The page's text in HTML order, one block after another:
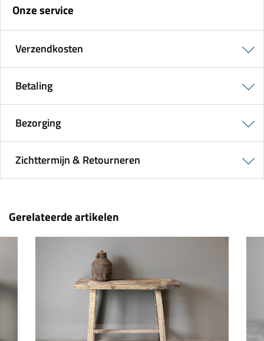
Onze service
Verzendkosten
Betaling
Bezorging
Zichttermijn & Retourneren
Gerelateerde artikelen